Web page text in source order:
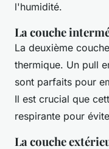
l'humidité.
La couche
La deuxième
thermique. Un pull
sont parfaits pour
Il est crucial que
respirante pour
La couche